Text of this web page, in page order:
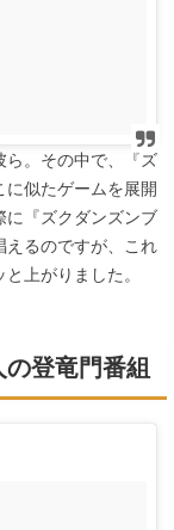
ら。その中で、『ズ
似たゲームを展開
に『ズクダンズンブ
るのですが、これ
上がりました。
登竜門番組